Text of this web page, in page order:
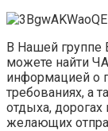
В Нашей группе
можете найти
информацией о
требованиях, а
отдыха,
желающих